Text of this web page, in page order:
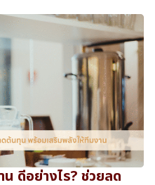
ดีอย่างไร? ช่วยลด